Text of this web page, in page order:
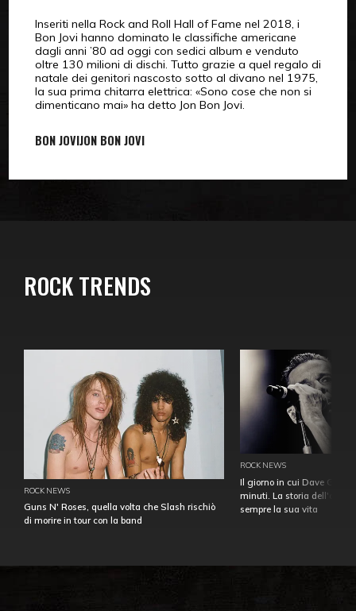
Inseriti nella Rock and Roll Hall of Fame nel 2018, i
Bon Jovi hanno dominato le classifiche americane
dagli anni ’80 ad oggi con sedici album e venduto
oltre 130 milioni di dischi. Tutto grazie a quel regalo di
natale dei genitori nascosto sotto al divano nel 1975,
la sua prima chitarra elettrica: «Sono cose che non si
dimenticano mai» ha detto Jon Bon Jovi.
BON JOVIJON BON JOVI
ROCK TRENDS
ROCK NEWS
Guns N' Roses, quella volta che Slash rischiò
di morire in tour con la band
ROCK NEWS
Il giorno in cui Dave
minuti. La storia
sempre la sua vita